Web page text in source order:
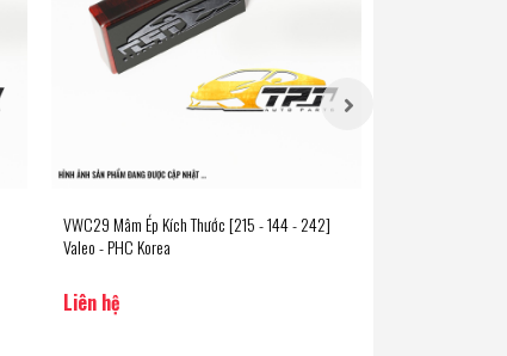
VWC29 Mâm Ép Kích Thước [215 - 144 - 242]
Valeo - PHC Korea
Liên hệ